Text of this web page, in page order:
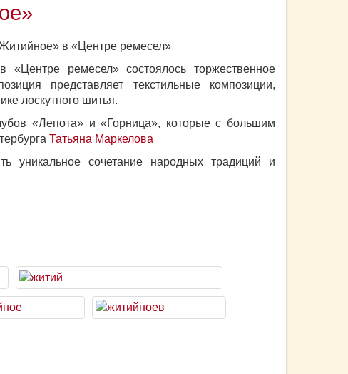
в «Центре ремесел»
«Центре ремесел» состоялось торжественное
представляет текстильные композиции,
лоскутного шитья.
«Лепота» и «Горница», которые с большим
Татьяна Маркелова
уникальное сочетание народных традиций и